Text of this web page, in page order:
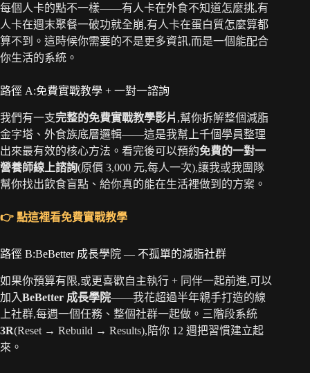
每個人卡的點不一樣——有人卡在外食不知道怎麼挑,有
人卡在週末聚餐一破功就全崩,有人卡在蛋白質怎麼算都
算不到。這時候你需要的不是更多資訊,而是一個能配合
你生活的系統。
路徑 A:免費實戰教學 + 一對一諮詢
我們有一支完整的免費實戰教學影片 ,幫你拆解整個減脂
金字塔、外食族底層邏輯——這是我幫上千個學員整理
出來最有效的核心方法。看完後可以預約免費的一對一
營養師線上諮詢(原價 3,000 元,每人一次),讓我或我團隊
幫你找出飲食盲點、給你真的能在生活裡做到的方案。
👉 點這裡看免費實戰教學
路徑 B:BeBetter 成長學院 — 不孤單的減脂社群
如果你預算有限,或更喜歡自主執行 + 同伴一起前進,可以
加入BeBetter 成長學院——我花超過半年親手打造的線
上社群,每週一個任務、整個社群一起做。三階段系統
3R(Reset → Rebuild → Results),陪你 12 週把習慣建立起
來。